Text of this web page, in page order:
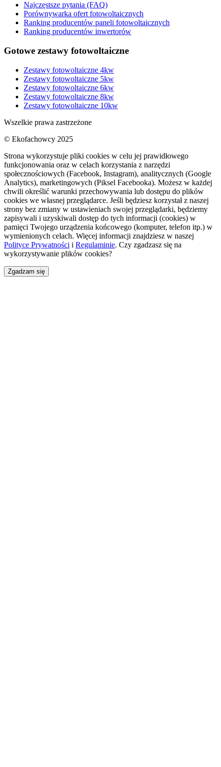
Najczęstsze pytania (FAQ)
Porównywarka ofert fotowoltaicznych
Ranking producentów paneli fotowoltaicznych
Ranking producentów inwertorów
Gotowe zestawy fotowoltaiczne
Zestawy fotowoltaiczne 4kw
Zestawy fotowoltaiczne 5kw
Zestawy fotowoltaiczne 6kw
Zestawy fotowoltaiczne 8kw
Zestawy fotowoltaiczne 10kw
Wszelkie prawa zastrzeżone
Strona wykorzystuje pliki cookies w celu jej prawidłowego
funkcjonowania oraz w celach korzystania z narzędzi
społecznościowych (Facebook, Instagram), analitycznych (Google
Analytics), marketingowych (Piksel Facebooka). Możesz w każdej
chwili określić warunki przechowywania lub dostępu do plików
cookies we własnej przeglądarce. Jeśli będziesz korzystał z naszej
strony bez zmiany w ustawieniach swojej przeglądarki, będziemy
zapisywali i uzyskiwali dostęp do tych informacji (cookies) w
pamięci Twojego urządzenia końcowego (komputer, telefon itp.) w
wymienionych celach. Więcej informacji znajdziesz w naszej
Polityce Prywatności i Regulaminie. Czy zgadzasz się na
wykorzystywanie plików cookies?
Zgadzam się